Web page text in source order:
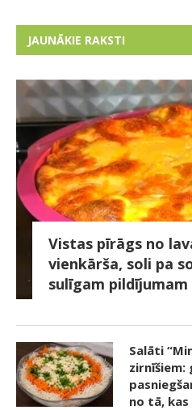
JAUNĀKIE RAKSTI
Vistas pīrāgs no
vienkārša, soli pa
sulīgam pildījumam
Salāti
zirnīšiem:
no tā,